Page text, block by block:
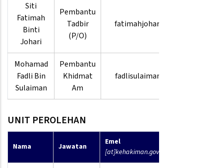
Siti
Fatimah
Binti
Johari
Pembantu
Tadbir
(P/O)
fatimahjohari
Mohamad
Fadli Bin
Sulaiman
Pembantu
Khidmat
Am
fadlisulaiman
UNIT PEROLEHAN
Nama Jawatan
Emel
[at]kehakiman.gov.my